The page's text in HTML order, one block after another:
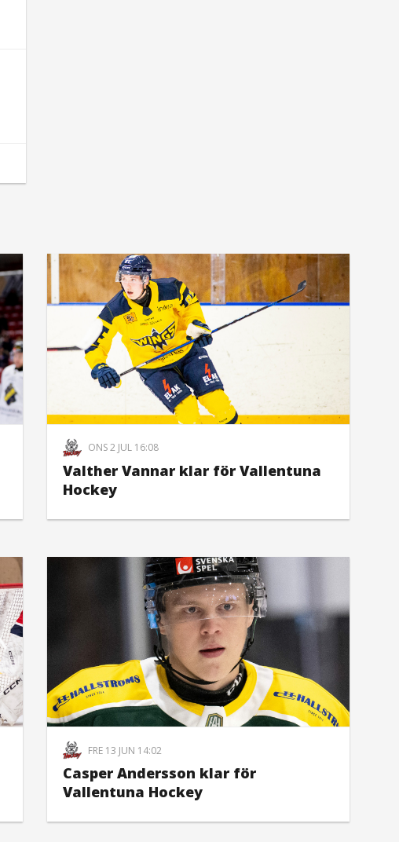
ONS 2 JUL 16:08
Valther Vannar klar för Vallentuna
Hockey
FRE 13 JUN 14:02
Casper Andersson klar för
Vallentuna Hockey